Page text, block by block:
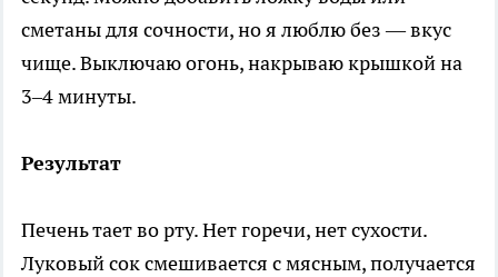
сметаны для сочности, но я люблю без — вкус
чище. Выключаю огонь, накрываю крышкой на
3–4 минуты.
Результат
Печень тает во рту. Нет горечи, нет сухости.
Луковый сок смешивается с мясным, получается